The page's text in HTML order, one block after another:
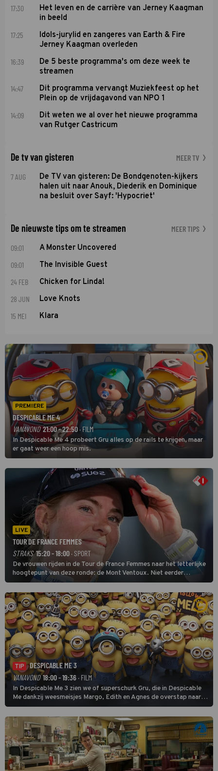
17:30
Het leven en de carrière van Jerney Kaagman
in beeld
17:25
Idols-jurylid en zangeres van Earth & Fire
Jerney Kaagman overleden
16:39
De 5 beste programma's om deze week te
streamen
14:47
Dit programma vervangt Muziekfeest op het
Plein op de vrijdagavond van NPO 1
14:09
Dit weten we al over het nieuwe programma
van Rutger Castricum
De tv van gisteren MEER TV
7 AUG
De TV van gisteren: De Bondgenoten-kijkers
halen uit naar Anouk, Diederik en Dominique
na besluit over Sayf: 'Hypocriet'
De nieuwste tips om te streamen MEER TIPS
09:01 A Monster Uncovered
09:01 The Invisible Guest
24 FEB Chicken for Linda!
28 JUN Love Knots
15 MEI Klara
PREMIERE
DESPICABLE ME 4
VANAVOND 21:00 - 22:50 · FILM
In Despicable Me 4 probeert Gru alles op de rails te krijgen, maar
er gaat weer een hoop mis.
LIVE
TOUR DE FRANCE FEMMES
STRAKS 15:20 - 18:00 · SPORT
De vrouwen rijden in de Tour de France Femmes naar het letterlijke
hoogtepunt van deze ronde: de Mont Ventoux. Niet eerder
finishten de vrouwen voor deze koers op deze kale col uit de
buitencategorie. De aanloop naar de slotklim is vlak.
TIP
DESPICABLE ME 3
VANAVOND 18:00 - 19:36· FILM
In Despicable Me 3 zien we of superschurk Gru, die in Despicable
Me dankzij weesmeisjes Margo, Edith en Agnes de overstap naar
het rechte pad maakte, ook op dat pad weet te blijven.